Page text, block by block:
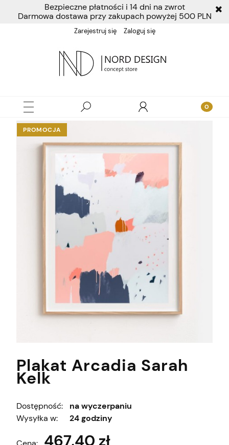
Bezpieczne płatności i 14 dni na zwrot
Darmowa dostawa przy zakupach powyżej 500 PLN
Zarejestruj się Zaloguj się
PROMOCJA
Plakat Arcadia Sarah
Kelk
Dostępność:
na wyczerpaniu
Wysyłka w:
24 godziny
467,40 zł